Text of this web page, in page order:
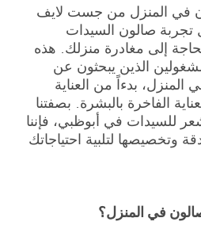
في المنزل من جست لايف
صالون السيدات
إلى مغادرة منزلك. هذه
الذين يبحثون عن
بدءاً من العناية
الفاخرة بالبشرة. بصفتنا
للسيدات في أبوظبي، فإننا
وتخصيصها لتلبية احتياجاتك
في المنزل؟